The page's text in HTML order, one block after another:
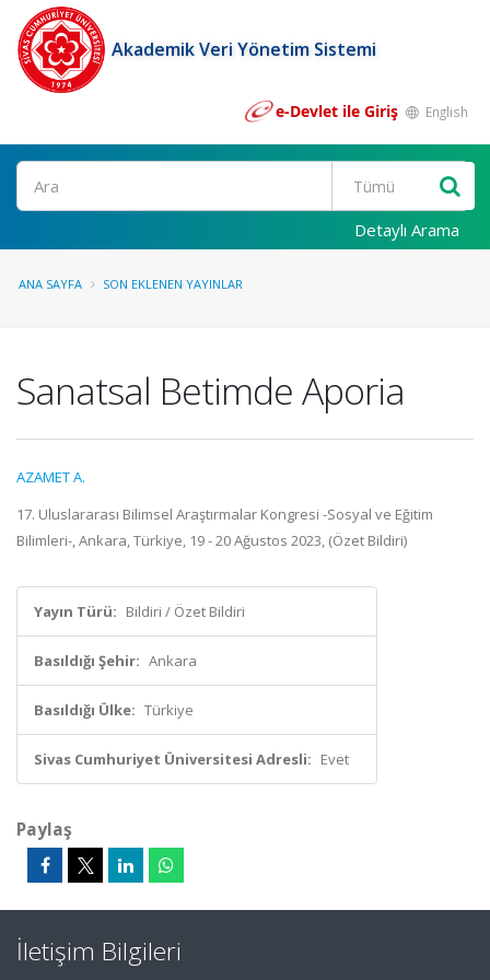
Akademik Veri Yönetim Sistemi
e-Devlet ile Giriş English
Ara
Detaylı Arama
ANA SAYFA SON EKLENEN YAYINLAR
Sanatsal Betimde Aporia
AZAMET A.
17. Uluslararası Bilimsel Araştırmalar Kongresi -Sosyal ve Eğitim
Bilimleri-, Ankara, Türkiye, 19 - 20 Ağustos 2023, (Özet Bildiri)
Yayın Türü: Bildiri / Özet Bildiri
Basıldığı Şehir: Ankara
Basıldığı Ülke: Türkiye
Sivas Cumhuriyet Üniversitesi Adresli: Evet
Paylaş
İletişim Bilgileri